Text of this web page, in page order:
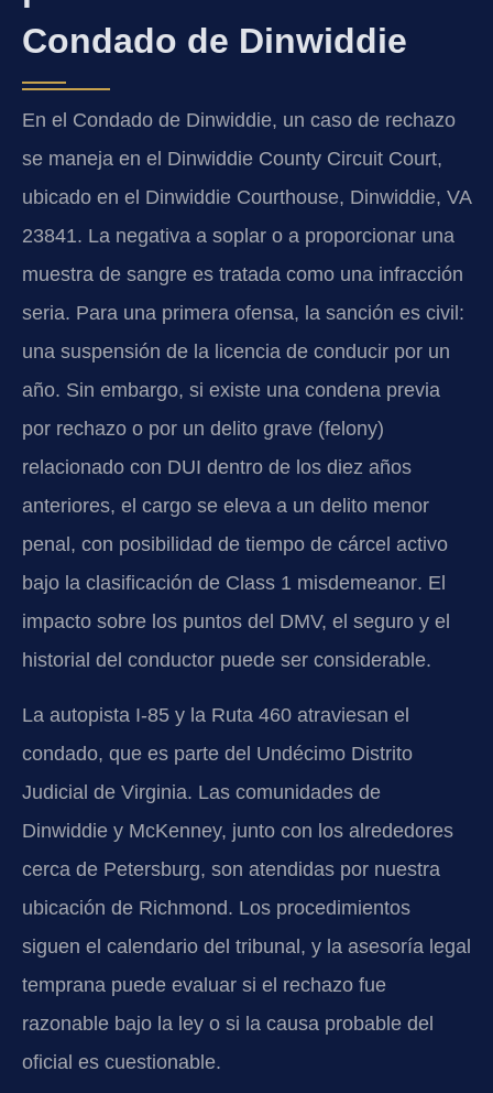
Condado de Dinwiddie
En el Condado de Dinwiddie, un caso de rechazo
se maneja en el Dinwiddie County Circuit Court,
ubicado en el Dinwiddie Courthouse, Dinwiddie, VA
23841. La negativa a soplar o a proporcionar una
muestra de sangre es tratada como una infracción
seria. Para una primera ofensa, la sanción es civil:
una suspensión de la licencia de conducir por un
año. Sin embargo, si existe una condena previa
por rechazo o por un delito grave (felony)
relacionado con DUI dentro de los diez años
anteriores, el cargo se eleva a un delito menor
penal, con posibilidad de tiempo de cárcel activo
bajo la clasificación de Class 1 misdemeanor. El
impacto sobre los puntos del DMV, el seguro y el
historial del conductor puede ser considerable.
La autopista I-85 y la Ruta 460 atraviesan el
condado, que es parte del Undécimo Distrito
Judicial de Virginia. Las comunidades de
Dinwiddie y McKenney, junto con los alrededores
cerca de Petersburg, son atendidas por nuestra
ubicación de Richmond. Los procedimientos
siguen el calendario del tribunal, y la asesoría legal
temprana puede evaluar si el rechazo fue
razonable bajo la ley o si la causa probable del
oficial es cuestionable.